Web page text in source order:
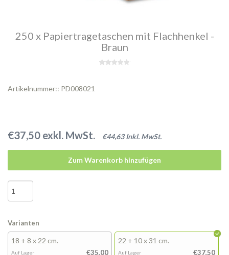
250 x Papiertragetaschen mit Flachhenkel -
Braun
Artikelnummer:: PD008021
€37,50 exkl. MwSt. €44,63 Inkl. MwSt.
Zum Warenkorb hinzufügen
Varianten
18 + 8 x 22 cm.
€35,00
Auf Lager
22 + 10 x 31 cm.
€37,50
Auf Lager